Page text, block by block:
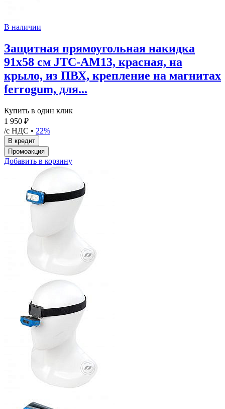
В наличии
Защитная прямоугольная накидка
91х58 см JTC-AM13, красная, на
крыло, из ПВХ, крепление на магнитах
ferrogum, для...
Купить в один клик
1 950 ₽
/с НДС • 22%
Добавить в корзину